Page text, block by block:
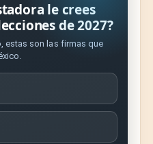
le crees
de 2027?
estas son las firmas que